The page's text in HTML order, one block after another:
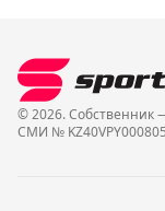
© 2026. Собственник
СМИ №